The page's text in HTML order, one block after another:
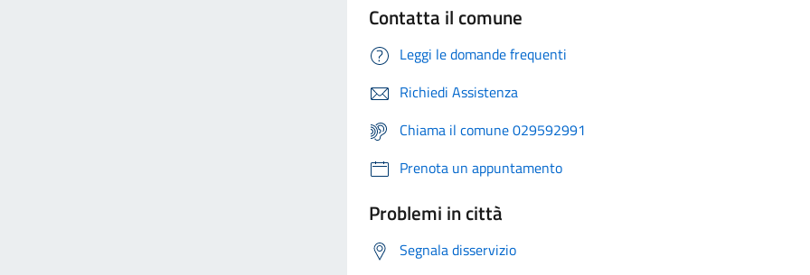
Contatta il comune
Leggi le domande frequenti
Richiedi Assistenza
Chiama il comune 029592991
Prenota un appuntamento
Problemi in città
Segnala disservizio